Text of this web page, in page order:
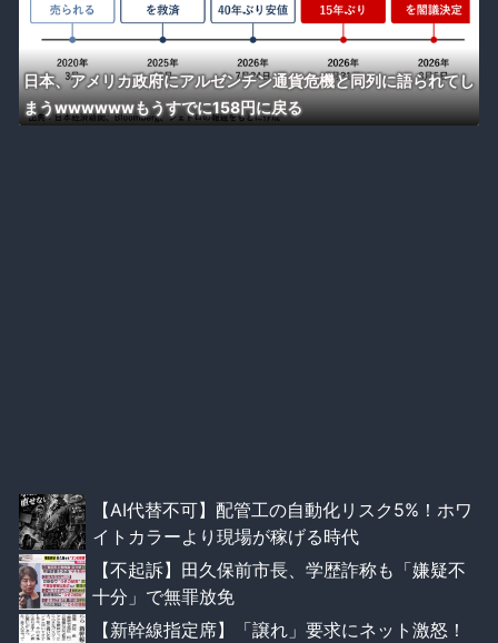
日本、アメリカ政府にアルゼンチン通貨危機と同列に語られてし
まうwwwwwwもうすでに158円に戻る
【AI代替不可】配管工の自動化リスク5%！ホワ
イトカラーより現場が稼げる時代
【不起訴】田久保前市長、学歴詐称も「嫌疑不
十分」で無罪放免
【新幹線指定席】「譲れ」要求にネット激怒！